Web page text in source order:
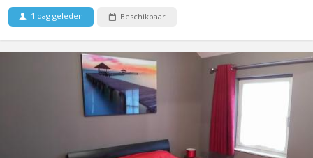
1 dag geleden Beschikbaar
KV 1330
Régent en éducation physique loue chambre(lit double) dans une
belle villa pour UNIQUEMENT étudiant(e), stagiaire sérieux(se) et
soigneux(se). Salle de douche privatisée, TV, Wi-fi, fitness, grand
jardin, bureau, Lave linge, parking privé. Endroit calme, idéal pour
étudier. A 8 min...